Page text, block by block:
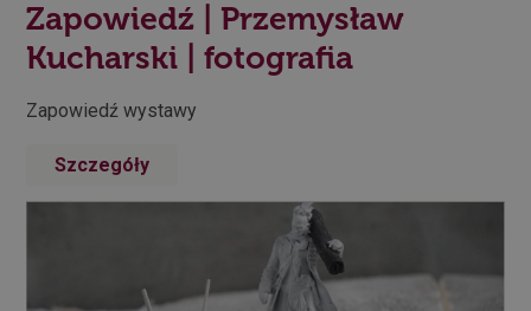
Zapowiedź | Przemysław
Kucharski | fotografia
Zapowiedź wystawy
Szczegóły